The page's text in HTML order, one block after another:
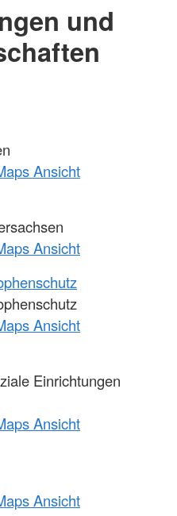
und
Ansicht
Ansicht
Ansicht
Einrichtungen
Ansicht
Ansicht